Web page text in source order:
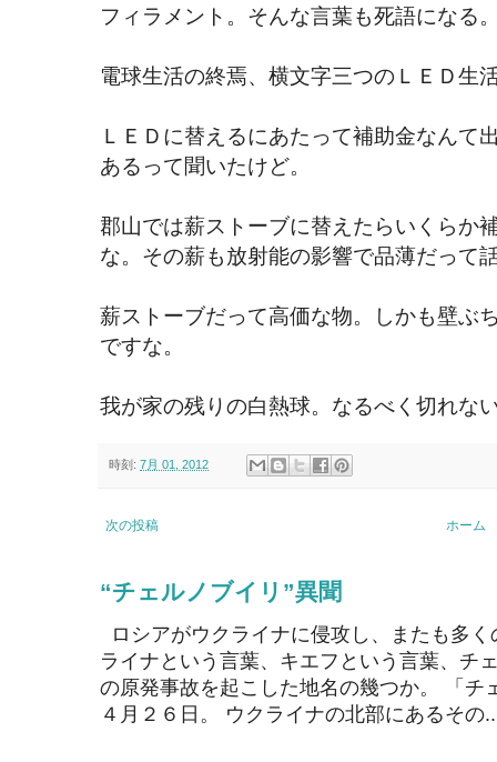
フィラメント。そんな言葉も死語になる
電球生活の終焉、横文字三つのＬＥＤ生
ＬＥＤに替えるにあたって補助金なんて
あるって聞いたけど。
郡山では薪ストーブに替えたらいくらか
な。その薪も放射能の影響で品薄だって
薪ストーブだって高価な物。しかも壁ぶ
ですな。
我が家の残りの白熱球。なるべく切れな
時刻: 7月 01, 2012
次の投稿 ホーム
“チェルノブイリ”異聞
ロシアがウクライナに侵攻し、またも多
ライナという言葉、キエフという言葉、チ
の原発事故を起こした地名の幾つか。 「チ
４月２６日。 ウクライナの北部にあるその